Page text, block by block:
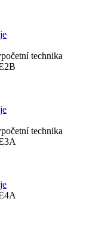
technika
technika